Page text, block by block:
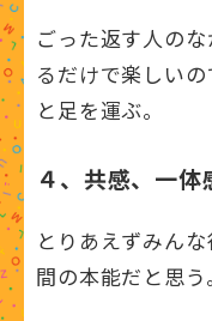
ごった返す人の
るだけで楽しい
と足を運ぶ。
４、共感、一体
とりあえずみん
間の本能だと思う。